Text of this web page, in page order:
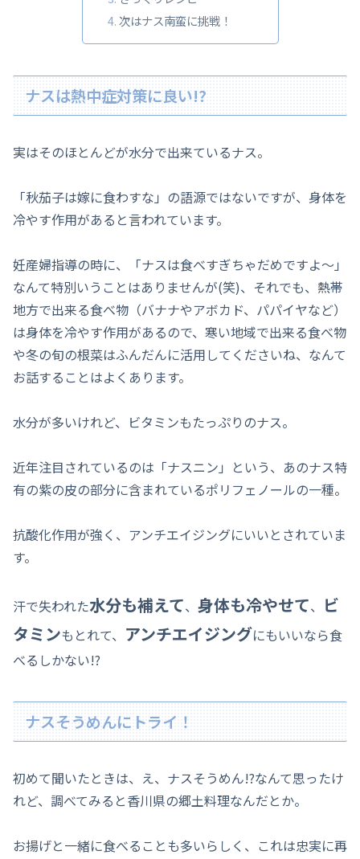
次はナス南蛮に挑戦！
ナスは熱中症対策に良い!?
実はそのほとんどが水分で出来ているナス。
「秋茄子は嫁に食わすな」の語源ではないですが、身体を
冷やす作用があると言われています。
妊産婦指導の時に、「ナスは食べすぎちゃだめですよ～」
なんて特別いうことはありませんが(笑)、それでも、熱帯
地方で出来る食べ物（バナナやアボカド、パパイヤなど）
は身体を冷やす作用があるので、寒い地域で出来る食べ物
や冬の旬の根菜はふんだんに活用してくださいね、なんて
お話することはよくあります。
水分が多いけれど、ビタミンもたっぷりのナス。
近年注目されているのは「ナスニン」という、あのナス特
有の紫の皮の部分に含まれているポリフェノールの一種。
抗酸化作用が強く、アンチエイジングにいいとされていま
す。
汗で失われた水分も補えて、 身体も冷やせて、 ビ
タミンもとれて、 アンチエイジングにもいいなら食
べるしかない!?
ナスそうめんにトライ！
初めて聞いたときは、え、ナスそうめん!?なんて思ったけ
れど、調べてみると香川県の郷土料理なんだとか。
お揚げと一緒に食べることも多いらしく、これは忠実に再